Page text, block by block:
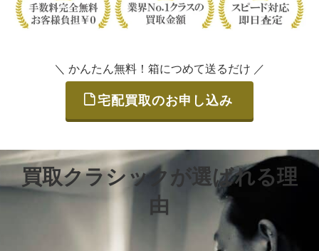
＼ かんたん無料！箱につめて送るだけ ／
宅配買取のお申し込み
買取クラシックが選ばれる理
由